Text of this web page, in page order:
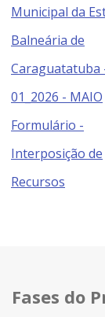
Municipal da
Balneária de
Caraguatatuba
01_2026 - MAIO
Formulário -
Interposição de
Recursos
Fases do